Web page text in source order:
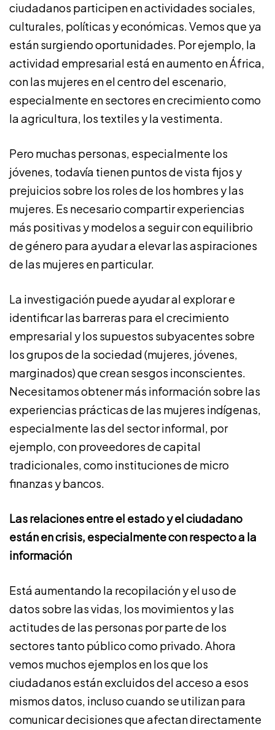
ciudadanos participen en actividades sociales,
culturales, políticas y económicas. Vemos que ya
están surgiendo oportunidades. Por ejemplo, la
actividad empresarial está en aumento en África,
con las mujeres en el centro del escenario,
especialmente en sectores en crecimiento como
la agricultura, los textiles y la vestimenta.
Pero muchas personas, especialmente los
jóvenes, todavía tienen puntos de vista fijos y
prejuicios sobre los roles de los hombres y las
mujeres. Es necesario compartir experiencias
más positivas y modelos a seguir con equilibrio
de género para ayudar a elevar las aspiraciones
de las mujeres en particular.
La investigación puede ayudar al explorar e
identificar las barreras para el crecimiento
empresarial y los supuestos subyacentes sobre
los grupos de la sociedad (mujeres, jóvenes,
marginados) que crean sesgos inconscientes.
Necesitamos obtener más información sobre las
experiencias prácticas de las mujeres indígenas,
especialmente las del sector informal, por
ejemplo, con proveedores de capital
tradicionales, como instituciones de micro
finanzas y bancos.
Las relaciones entre el estado y el ciudadano
están en crisis, especialmente con respecto a la
información
Está aumentando la recopilación y el uso de
datos sobre las vidas, los movimientos y las
actitudes de las personas por parte de los
sectores tanto público como privado. Ahora
vemos muchos ejemplos en los que los
ciudadanos están excluidos del acceso a esos
mismos datos, incluso cuando se utilizan para
comunicar decisiones que afectan directamente